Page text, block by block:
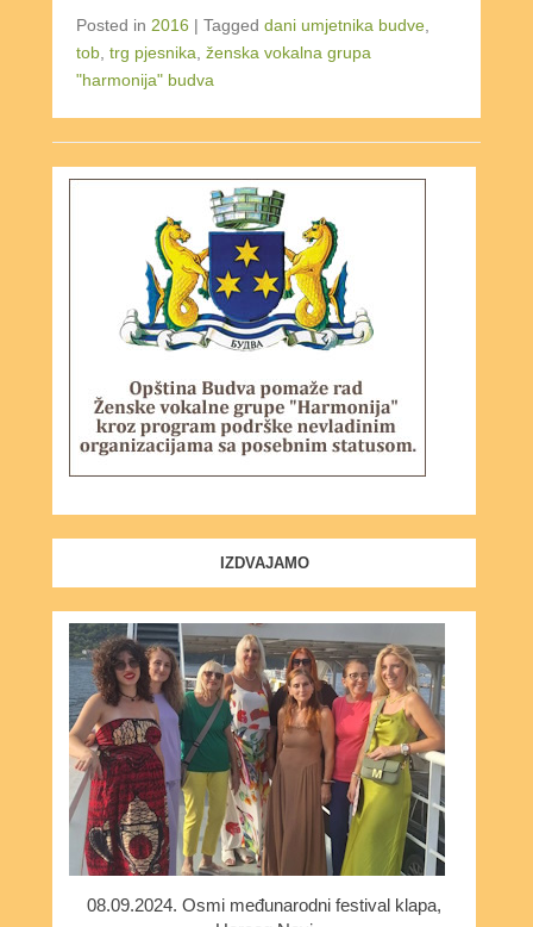
Posted in 2016 | Tagged dani umjetnika budve
tob trg pjesnika ženska vokalna grupa
"harmonija" budva
IZDVAJAMO
08.09.2024. Osmi međunarodni festival klapa,